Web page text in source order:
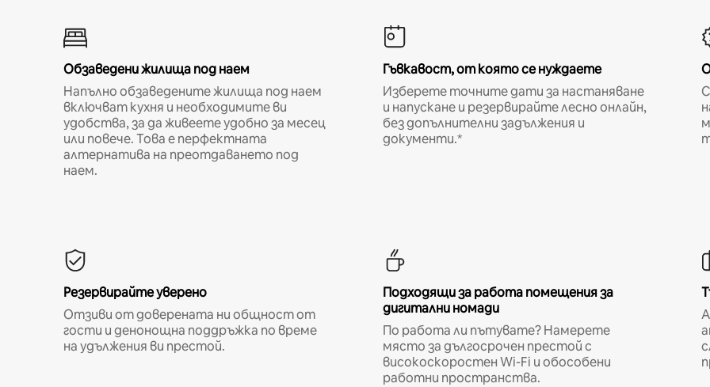
Обзаведени жилища под наем
Напълно обзаведените жилища под наем
включват кухня и необходимите ви
удобства, за да живеете удобно за месец
или повече. Това е перфектната
алтернатива на преотдаването под
наем.
Гъвкавост, от която се нуждаете
Изберете точните дати за настаняване
и напускане и резервирайте лесно онлайн,
без допълнителни задължения и
документи.*
Резервирайте уверено
Отзиви от доверената ни общност от
гости и денонощна поддръжка по време
на удължения ви престой.
Подходящи за работа помещения за
дигитални номади
По работа ли пътувате? Намерете
място за дългосрочен престой с
високоскоростен Wi-Fi и обособени
работни пространства.